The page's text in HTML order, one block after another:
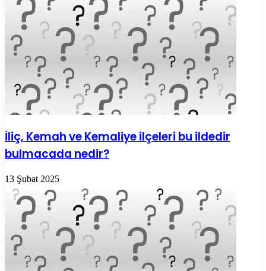
İliç, Kemah ve Kemaliye ilçeleri bu ildedir
bulmacada nedir?
13 Şubat 2025